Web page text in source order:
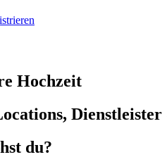
Hochzeit
du?